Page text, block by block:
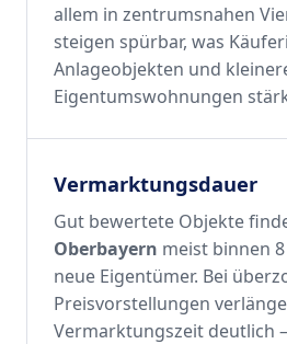
allem in zentrumsnahen
steigen spürbar, was
Anlageobjekten und
Eigentumswohnungen
Vermarktungsdauer
Gut bewertete Objekte
Oberbayern meist binnen
neue Eigentümer. Bei
Preisvorstellungen
Vermarktungszeit deutlich